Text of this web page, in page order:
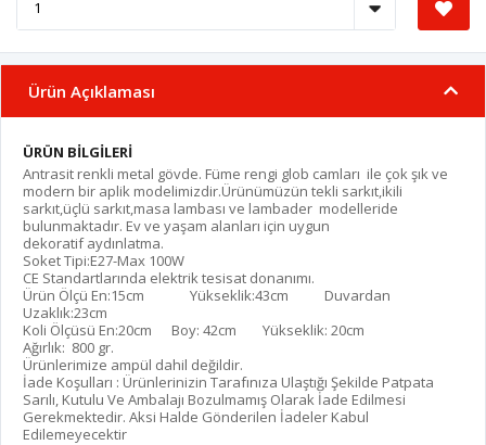
Ürün Açıklaması
ÜRÜN BİLGİLERİ
Antrasit renkli metal gövde. Füme rengi glob camları ile çok şık ve
modern bir aplik modelimizdir.Ürünümüzün tekli sarkıt,ikili
sarkıt,üçlü sarkıt,masa lambası ve lambader modelleride
bulunmaktadır. Ev ve yaşam alanları için uygun
dekoratif aydınlatma.
Soket Tipi:E27-Max 100W
CE Standartlarında elektrik tesisat donanımı.
Ürün Ölçü En:15cm Yükseklik:43cm Duvardan
Uzaklık:23cm
Koli Ölçüsü En:20cm Boy: 42cm Yükseklik: 20cm
Ağırlık: 800 gr.
Ürünlerimize ampül dahil değildir.
İade Koşulları : Ürünlerinizin Tarafınıza Ulaştığı Şekilde Patpata
Sarılı, Kutulu Ve Ambalajı Bozulmamış Olarak İade Edilmesi
Gerekmektedir. Aksi Halde Gönderilen İadeler Kabul
Edilemeyecektir